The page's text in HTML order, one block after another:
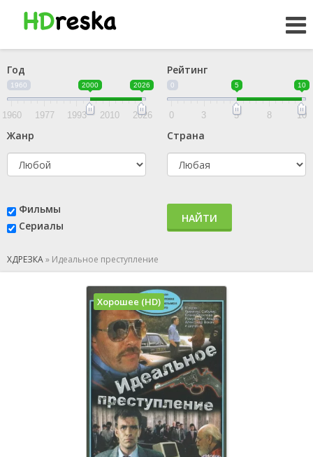
Год
1960 2000 2026
1960 1977 1993 2010 2026
Рейтинг
0 5 10
0 3 5 8 10
Жанр Страна
Фильмы
Сериалы
НАЙТИ
ХДРЕЗКА» Идеальное преступление
Хорошее (HD)